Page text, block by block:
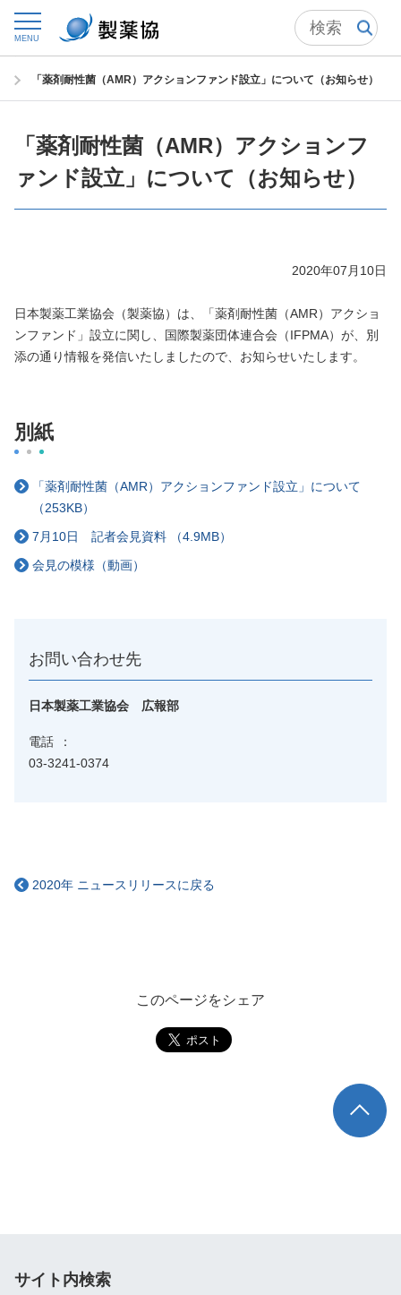
MENU
トップ ニュースルーム ニュースリリース・お知らせ
「薬剤耐性菌（AMR）アクションファンド設立」について（お知らせ）
「薬剤耐性菌（AMR）アクションフ
ァンド設立」について（お知らせ）
2020年07月10日
日本製薬工業協会（製薬協）は、「薬剤耐性菌（AMR）アクショ
ンファンド」設立に関し、国際製薬団体連合会（IFPMA）が、別
添の通り情報を発信いたしましたので、お知らせいたします。
別紙
「薬剤耐性菌（AMR）アクションファンド設立」について
（253KB）
7月10日 記者会見資料 （4.9MB）
会見の模様（動画）
お問い合わせ先
日本製薬工業協会 広報部
電話
03-3241-0374
2020年 ニュースリリースに戻る
このページをシェア
TOP
サイト内検索